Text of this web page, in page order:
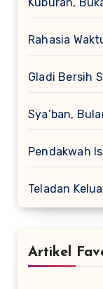
Rahasia
Gladi Bersih
Sya’ban,
Pendakwah
Teladan
Artikel